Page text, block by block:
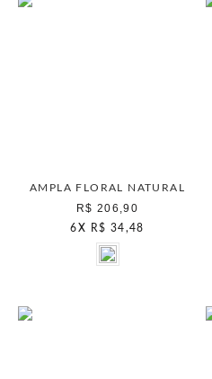
AMPLA FLORAL NATURAL
R$ 206,90
6X R$ 34,48